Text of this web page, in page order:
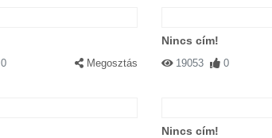
0 Megosztás
Nincs cím!
19053 0
Nincs cím!